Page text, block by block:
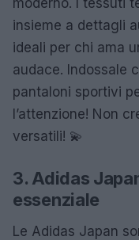
insieme a dettagli
ideali per chi ama
audace. Indossale
pantaloni sportivi
l’attenzione! Non
versatili! 💫
3. Adidas
essenziale
Le Adidas Japan